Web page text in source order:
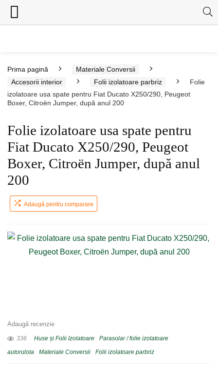
Prima pagină
Materiale Conversii
Accesorii interior
Folii izolatoare parbriz
Folie
izolatoare usa spate pentru Fiat Ducato X250/290, Peugeot
Boxer, Citroën Jumper, după anul 200
Folie izolatoare usa spate pentru
Fiat Ducato X250/290, Peugeot
Boxer, Citroën Jumper, după anul
200
Adaugă pentru comparare
Adaugă recenzie
336 Huse și Folii Izolatoare
Parasolar / folie izolatoare
autorulota
Materiale Conversii Folii izolatoare parbriz